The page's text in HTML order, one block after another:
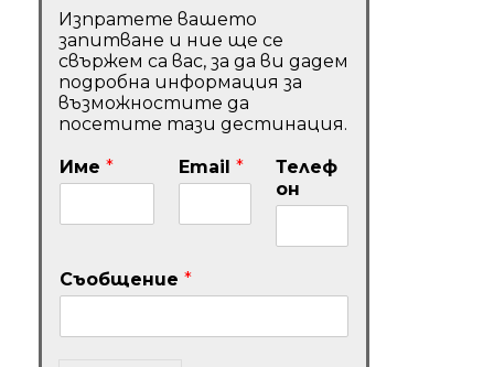
Изпратете вашето
запитване и ние ще се
свържем са вас, за да ви дадем
подробна информация за
възможностите да
посетите тази дестинация.
Име * Email *
Телеф
он
Съобщение *